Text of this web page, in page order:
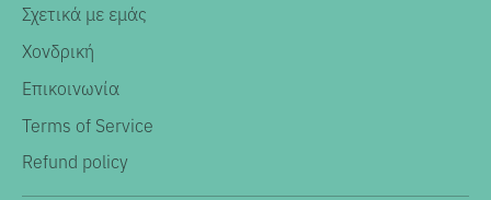
Σχετικά με εμάς
Χονδρική
Επικοινωνία
Terms of Service
Refund policy